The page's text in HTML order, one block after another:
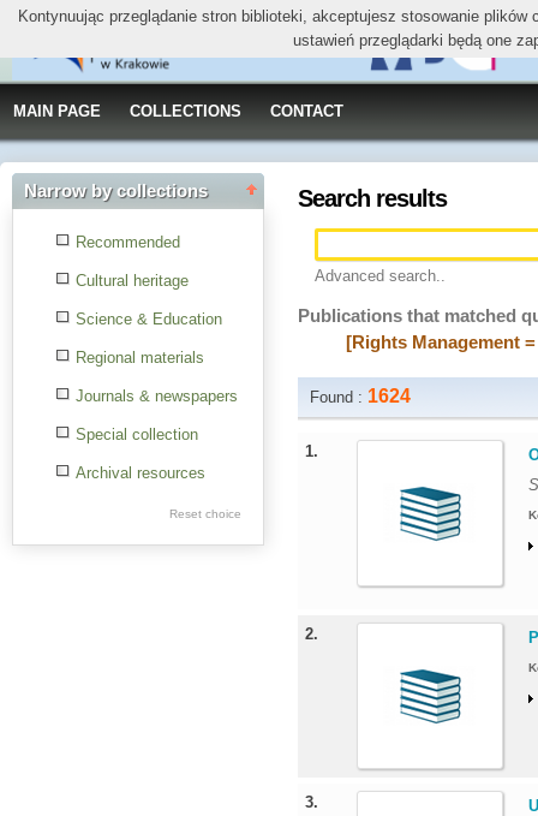
MAIN PAGE COLLECTIONS CONTACT
Narrow by collections
Recommended
Cultural heritage
Science & Education
Regional materials
Journals & newspapers
Special collection
Archival resources
Reset choice
Search results
Advanced search..
Publications that matched
[Rights Management
Found : 1624
1.
2.
3.
Kontynuując przeglądanie stron biblioteki, akceptujesz stosowanie
ustawień przeglądarki będą one